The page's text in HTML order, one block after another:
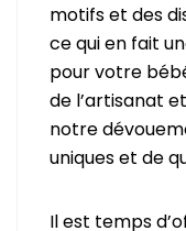
motifs et des
ce qui en fait
pour votre
de l’artisanat
notre
uniques et de
Il est temps